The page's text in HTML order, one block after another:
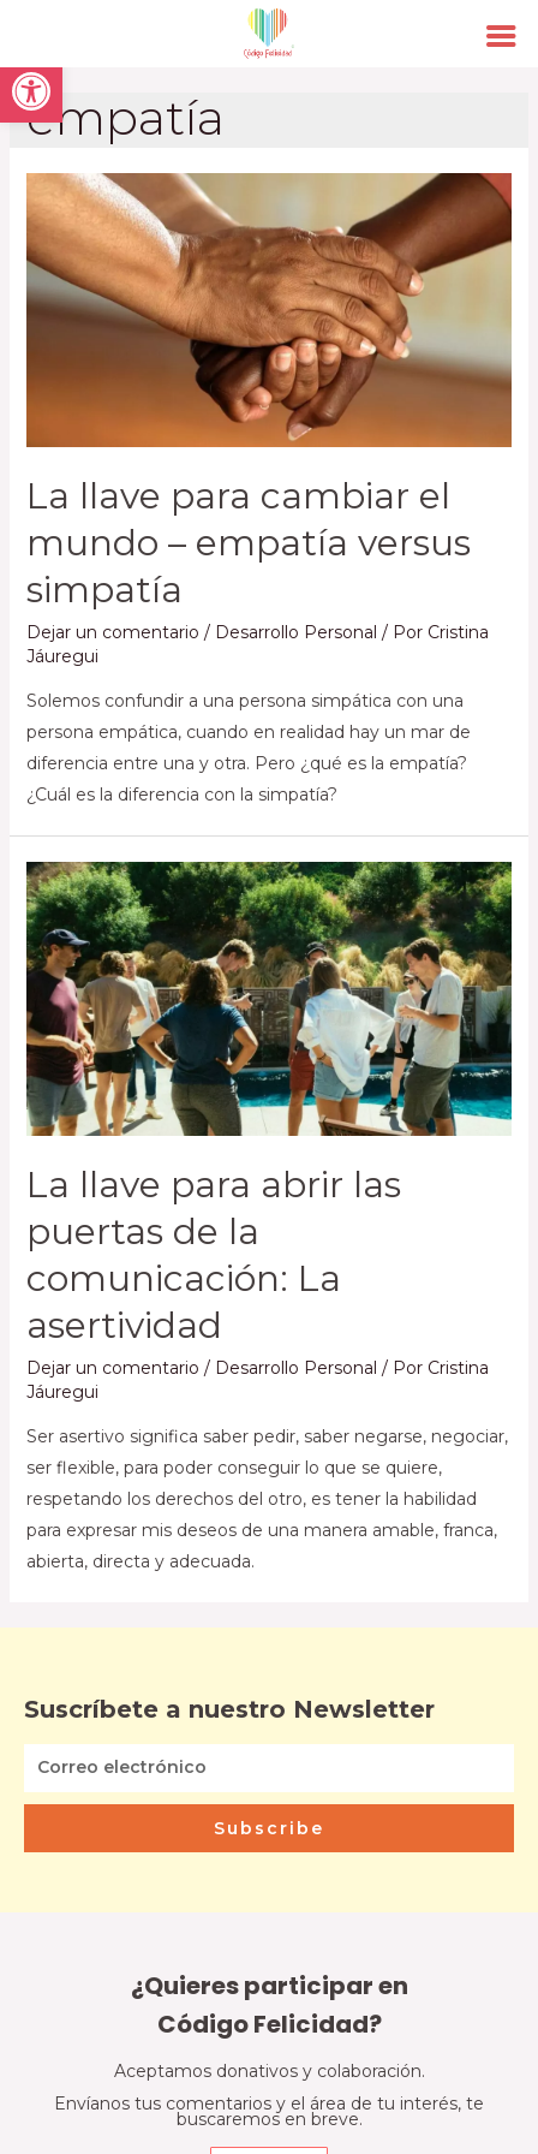
Open toolbar
empatía
La llave para cambiar el
mundo – empatía versus
simpatía
Dejar un comentario / Desarrollo Personal / Por Cristina
Jáuregui
Solemos confundir a una persona simpática con una
persona empática, cuando en realidad hay un mar de
diferencia entre una y otra. Pero ¿qué es la empatía?
¿Cuál es la diferencia con la simpatía?
La llave para abrir las
puertas de la
comunicación: La
asertividad
Dejar un comentario / Desarrollo Personal / Por Cristina
Jáuregui
Ser asertivo significa saber pedir, saber negarse, negociar,
ser flexible, para poder conseguir lo que se quiere,
respetando los derechos del otro, es tener la habilidad
para expresar mis deseos de una manera amable, franca,
abierta, directa y adecuada.
Suscríbete a nuestro Newsletter
Subscribe
¿Quieres participar en
Código Felicidad?
Aceptamos donativos y colaboración.
Envíanos tus comentarios y el área de tu interés, te
buscaremos en breve.